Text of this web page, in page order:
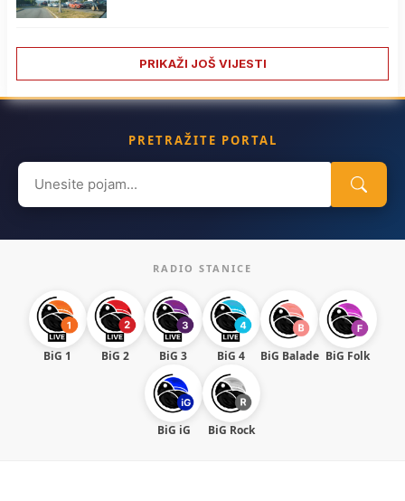
PRIKAŽI JOŠ VIJESTI
PRETRAŽITE PORTAL
Search
for:
RADIO STANICE
BiG 1 BiG 2 BiG 3 BiG 4 BiG Balade BiG Folk
BiG iG BiG Rock